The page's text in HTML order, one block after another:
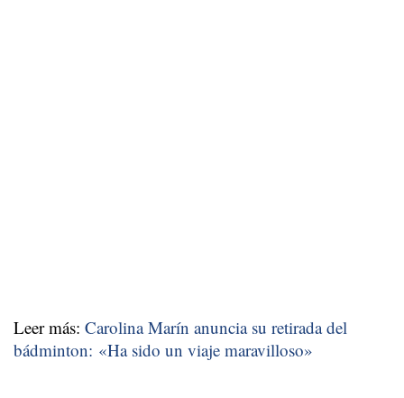
Leer más: Carolina Marín anuncia su retirada del
bádminton: «Ha sido un viaje maravilloso»